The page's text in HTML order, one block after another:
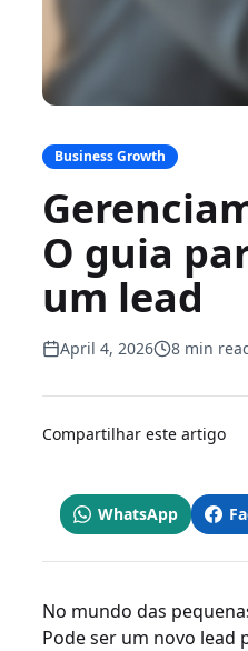
Business Growth
O guia
um lead
April 4, 2026 8 min
Compartilhar este artigo
WhatsApp
No mundo das
Pode ser um novo lead